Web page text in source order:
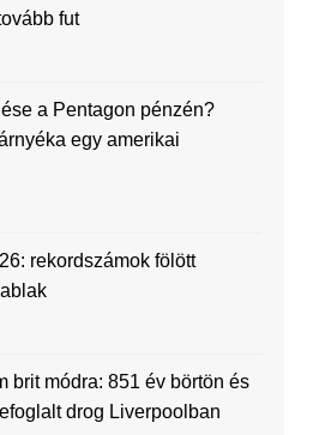
fut
a Pentagon pénzén?
egy amerikai
rekordszámok fölött
brit módra: 851 év börtön és
drog Liverpoolban